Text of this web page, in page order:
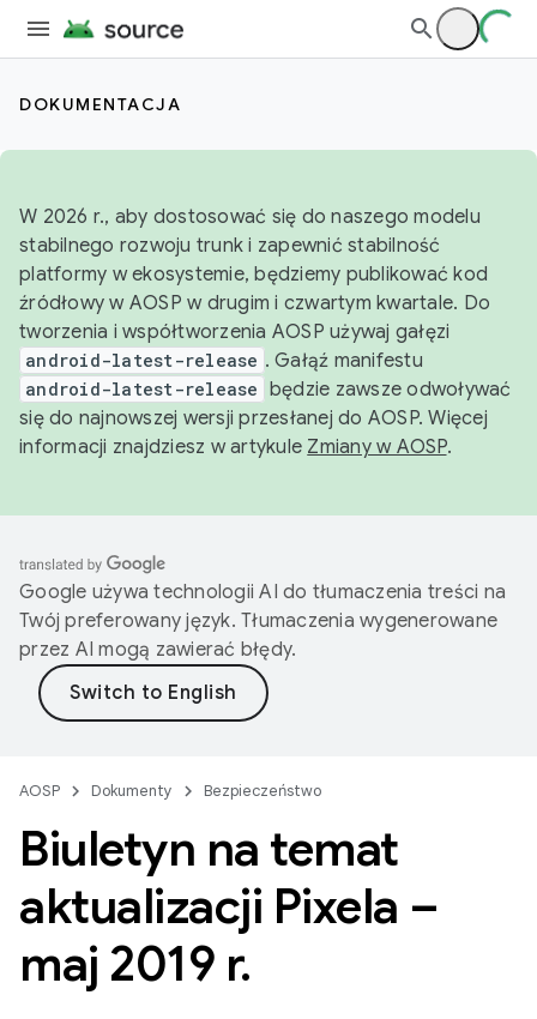
DOKUMENTACJA
W 2026 r., aby dostosować się do naszego modelu
stabilnego rozwoju trunk i zapewnić stabilność
platformy w ekosystemie, będziemy publikować kod
źródłowy w AOSP w drugim i czwartym kwartale. Do
tworzenia i współtworzenia AOSP używaj gałęzi
android-latest-release . Gałąź manifestu
android-latest-release będzie zawsze odwoływać
się do najnowszej wersji przesłanej do AOSP. Więcej
informacji znajdziesz w artykule Zmiany w AOSP.
Google używa technologii AI do tłumaczenia treści na
Twój preferowany język. Tłumaczenia wygenerowane
przez AI mogą zawierać błędy.
AOSP Dokumenty Bezpieczeństwo
Biuletyn na temat
aktualizacji Pixela –
maj 2019 r.